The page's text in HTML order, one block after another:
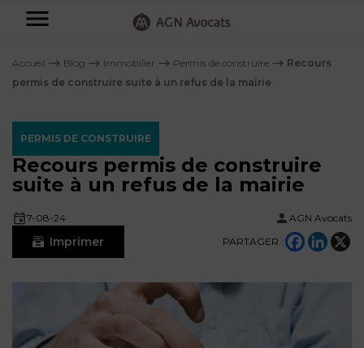
-
NOS
DOMAINES
COMPÉTENCE
AFFAIRES
FISCALITÉ
Entreprises
NOS
DOMAINES
DE
CRÉATION
D’ENTREPRISES
Plus
d’offres
PARTNERS
À
Accueil ⟶ Blog ⟶ Immobilier ⟶ Permis de construire ⟶ Recours
permis de construire suite à un refus de la mairie
PERMIS DE CONSTRUIRE
Recours permis de construire
suite à un refus de la mairie
7-08-24 AGN Avocats
Imprimer PARTAGER :